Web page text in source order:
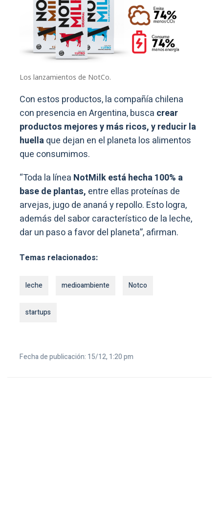
Los lanzamientos de NotCo.
Con estos productos, la compañía chilena
con presencia en Argentina, busca crear
productos mejores y más ricos, y reducir la
huellaque dejan en el planeta los alimentos
que consumimos.
“Toda la línea NotMilk está hecha 100% a
base de plantas, entre ellas proteínas de
arvejas, jugo de ananá y repollo. Esto logra,
además del sabor característico de la leche,
dar un paso a favor del planeta”, afirman.
Temas relacionados:
leche medioambiente Notco
startups
Fecha de publicación: 15/12, 1:20 pm